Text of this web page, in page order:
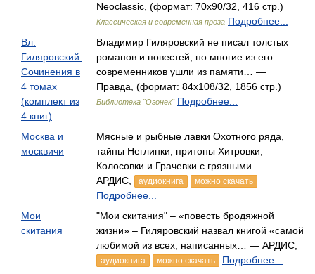
Neoclassic, (формат: 70x90/32, 416 стр.)
Классическая и современная проза Подробнее...
Вл.
Гиляровский.
Сочинения в
4 томах
(комплект из
4 книг)
Владимир Гиляровский не писал толстых
романов и повестей, но многие из его
современников ушли из памяти… —
Правда, (формат: 84x108/32, 1856 стр.)
Библиотека "Огонек" Подробнее...
Москва и
москвичи
Мясные и рыбные лавки Охотного ряда,
тайны Неглинки, притоны Хитровки,
Колосовки и Грачевки с грязными… —
АРДИС,
аудиокнига можно скачать
Подробнее...
Мои
скитания
"Мои скитания" – «повесть бродяжной
жизни» – Гиляровский назвал книгой «самой
любимой из всех, написанных… — АРДИС,
аудиокнига можно скачать
Подробнее...